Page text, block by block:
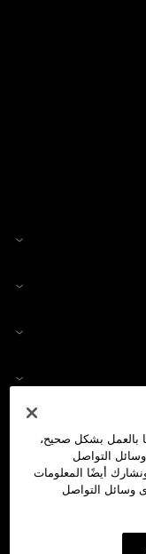
بالعمل بشكل صحيح،
التواصل
أيضًا المعلومات
وسائل التواصل